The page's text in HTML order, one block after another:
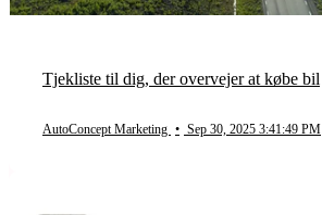
Tjekliste til dig, der overvejer at købe bil
AutoConcept Marketing • Sep 30, 2025 3:41:49 PM